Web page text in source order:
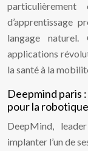
particulièrement
d’apprentissage
langage
applications
la santé à la
Deepmind paris
pour la robotique
DeepMind,
implanter l’un de